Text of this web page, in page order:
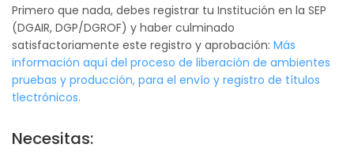
Primero que nada, debes registrar tu Institución en la SEP
(DGAIR, DGP/DGROF) y haber culminado
satisfactoriamente este registro y aprobación: Más
información aquí del proceso de liberación de ambientes
pruebas y producción, para el envío y registro de títulos
tlectrónicos.
Necesitas: